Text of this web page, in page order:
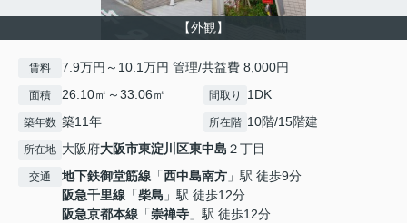
【外観】
賃料 7.9万円～10.1万円 管理/共益費 8,000円
面積 26.10㎡～33.06㎡ 間取り 1DK
築年数 築11年 所在階 10階/15階建
所在地 大阪府大阪市東淀川区東中島 ２丁目
交通 地下鉄御堂筋線 「西中島南方 」駅 徒歩9分
阪急千里線 「柴島 」駅 徒歩12分
阪急京都本線 「崇禅寺 」駅 徒歩12分